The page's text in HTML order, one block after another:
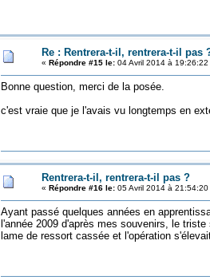
Re : Rentrera-t-il, rentrera-t-il pas
« Répondre #15 le:04 Avril 2014 à 19:26:22
Bonne question, merci de la posée.
c'est vraie que je l'avais vu longtemps en
Rentrera-t-il, rentrera-t-il pas ?
« Répondre #16 le:05 Avril 2014 à 21:54:20
Ayant passé quelques années en
l'année 2009 d'après mes souvenirs, le
lame de ressort cassée et l'opération